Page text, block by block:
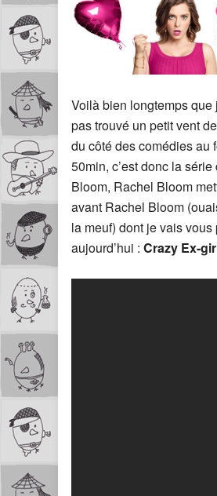
Voilà bien longtemps que
pas trouvé un petit vent
du côté des comédies au
50min, c’est donc la
Bloom, Rachel Bloom
avant Rachel Bloom
la meuf) dont je vais vous
aujourd’hui : Crazy Ex-